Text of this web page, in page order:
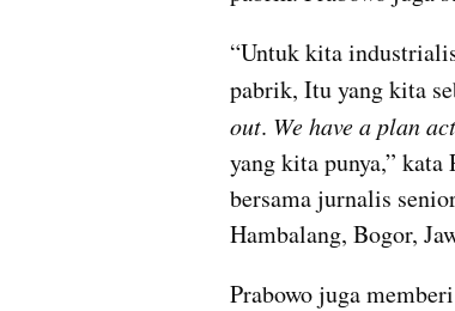
“Untuk kita
pabrik, Itu yang kita
out. We have a plan
yang kita punya,” kata
bersama jurnalis
Hambalang, Bogor,
Prabowo juga